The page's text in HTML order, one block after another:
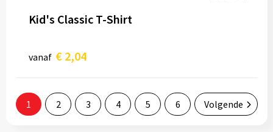
Kid's Classic T-Shirt
vanaf € 2,04
1 2 3 4 5 6 Volgende